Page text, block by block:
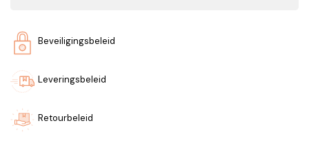
Beveiligingsbeleid
Leveringsbeleid
Retourbeleid